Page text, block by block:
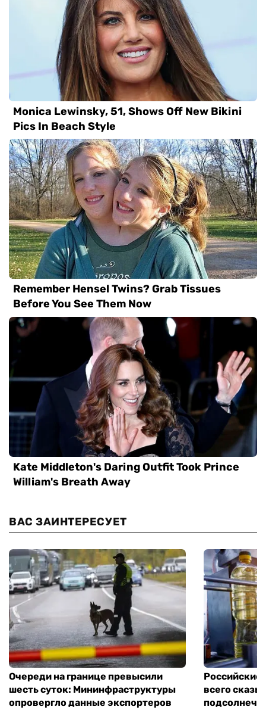
ВАС ЗАИНТЕРЕСУЕТ
Очереди на границе превысили
шесть суток: Мининфраструктуры
опровергло данные экспортеров
Российские
всего